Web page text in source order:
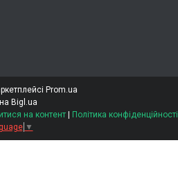
Prom.ua
Bigl.ua
на контент | Політика конфіденційності
▼